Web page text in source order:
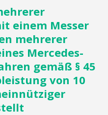
einem Messer
mehrerer
Mercedes-
gemäß § 45
von 10